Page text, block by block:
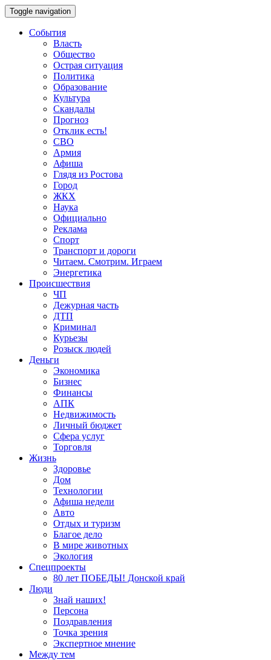
Toggle navigation
События
Власть
Общество
Острая ситуация
Политика
Образование
Культура
Скандалы
Прогноз
Отклик есть!
СВО
Армия
Афиша
Глядя из Ростова
Город
ЖКХ
Наука
Официально
Реклама
Спорт
Транспорт и дороги
Читаем. Смотрим. Играем
Энергетика
Происшествия
ЧП
Дежурная часть
ДТП
Криминал
Курьезы
Розыск людей
Деньги
Экономика
Бизнес
Финансы
АПК
Недвижимость
Личный бюджет
Сфера услуг
Торговля
Жизнь
Здоровье
Дом
Технологии
Афиша недели
Авто
Отдых и туризм
Благое дело
В мире животных
Экология
Спецпроекты
80 лет ПОБЕДЫ! Донской край
Люди
Знай наших!
Персона
Поздравления
Точка зрения
Экспертное мнение
Между тем